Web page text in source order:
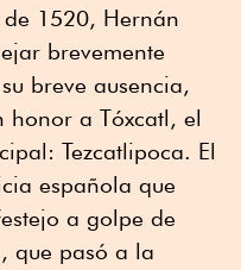
1520, Hernán
brevemente
breve ausencia,
honor a Tóxcatl, el
Tezcatlipoca. El
española que
a golpe de
que pasó a la